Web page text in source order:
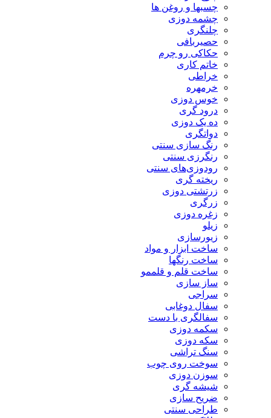
چسبها و روغن ها
چشمه دوزی
چلنگری
حصیربافی
حکاکی رو چرم
خاتم کاری
خراطی
خرمهره
خوس دوزی
درود گری
ده یک دوزی
دواتگری
رنگ سازی سنتی
رنگرزی سنتی
رودوزی‌های سنتی
ریخته گری
زرتشتی دوزی
زرگری
زغره دوزی
زیلو
زیورسازی
ساخت ابزار و مواد
ساخت رنگها
ساخت قلم و قلممو
ساز سازی
سراجی
سفال دوغابی
سفالگری با دست
سکمه دوزی
سکه دوزی
سنگ تراشی
سوخت روی چوب
سوزن دوزی
شیشه گری
ضریح سازی
طراحی سنتی